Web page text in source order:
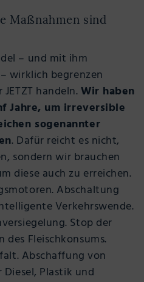
Maßnahmen sind
– und mit ihm
wirklich begrenzen
handeln.Wir haben
Jahre, um irreversible
sogenannter
. Dafür reicht es nicht,
sondern wir brauchen
diese auch zu erreichen.
Abschaltung
Verkehrswende.
Stop der
Fleischkonsums.
Abschaffung von
Plastik und